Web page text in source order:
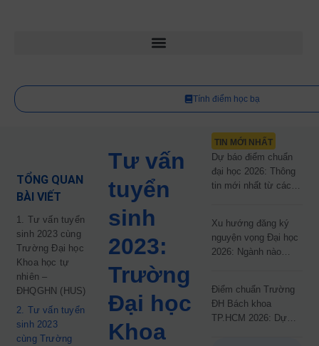
Tính điểm học bạ
TỔNG QUAN
BÀI VIẾT
1. Tư vấn tuyển
sinh 2023 cùng
Trường Đại học
Khoa học tự
nhiên –
ĐHQGHN (HUS)
2. Tư vấn tuyển
sinh 2023
cùng Trường
Tư vấn
tuyển
sinh
2023:
Trường
Đại học
Khoa
TIN MỚI NHẤT
Dự báo điểm chuẩn
đại học 2026: Thông
tin mới nhất từ các
Xu hướng đăng ký
nguyện vọng Đại học
2026: Ngành nào
Điểm chuẩn Trường
ĐH Bách khoa
TP.HCM 2026: Dự